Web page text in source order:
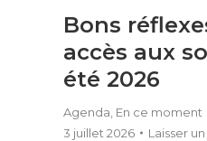
Bons
accès aux
été 2026
Agenda En ce moment
3 juillet 2026
Laisser